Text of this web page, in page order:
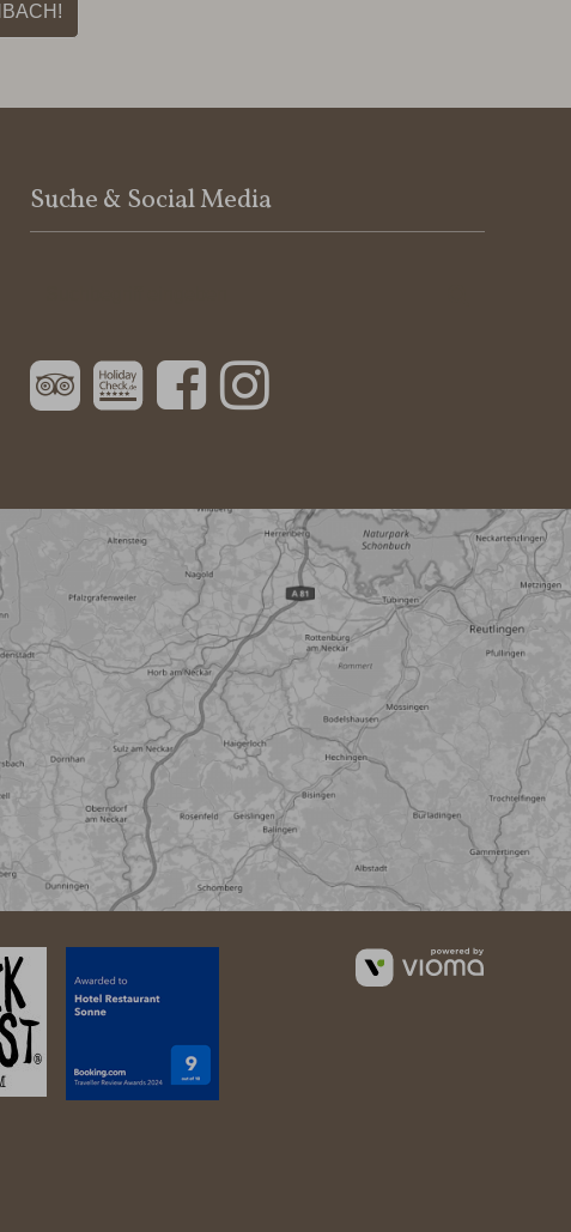
Suche & Social Media